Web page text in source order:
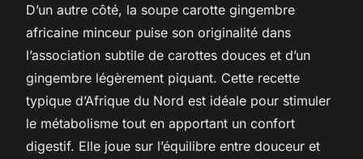
D’un autre côté, la soupe carotte gingembre
africaine minceur puise son originalité dans
l’association subtile de carottes douces et d’un
gingembre légèrement piquant. Cette recette
typique d’Afrique du Nord est idéale pour stimuler
le métabolisme tout en apportant un confort
digestif. Elle joue sur l’équilibre entre douceur et